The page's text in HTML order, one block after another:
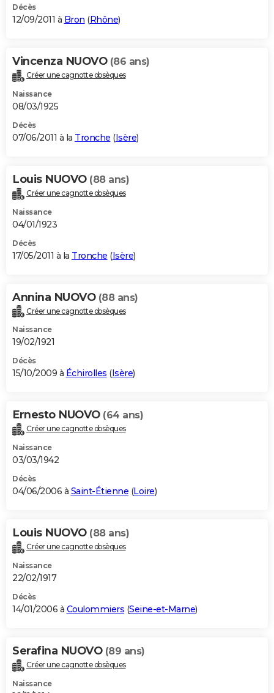
Décès
12/09/2011 à Bron (Rhône)
Vincenza NUOVO (86 ans)
Créer une cagnotte obsèques
Naissance
08/03/1925
Décès
07/06/2011 à la Tronche (Isère)
Louis NUOVO (88 ans)
Créer une cagnotte obsèques
Naissance
04/01/1923
Décès
17/05/2011 à la Tronche (Isère)
Annina NUOVO (88 ans)
Créer une cagnotte obsèques
Naissance
19/02/1921
Décès
15/10/2009 à Échirolles (Isère)
Ernesto NUOVO (64 ans)
Créer une cagnotte obsèques
Naissance
03/03/1942
Décès
04/06/2006 à Saint-Étienne (Loire)
Louis NUOVO (88 ans)
Créer une cagnotte obsèques
Naissance
22/02/1917
Décès
14/01/2006 à Coulommiers (Seine-et-Marne)
Serafina NUOVO (89 ans)
Créer une cagnotte obsèques
Naissance